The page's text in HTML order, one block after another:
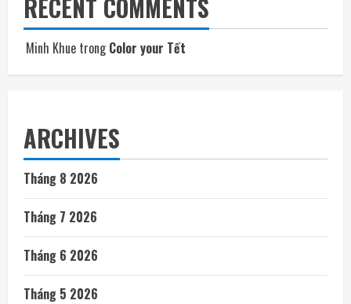
RECENT COMMENTS
Minh Khue trongColor your Tết
ARCHIVES
Tháng 8 2026
Tháng 7 2026
Tháng 6 2026
Tháng 5 2026